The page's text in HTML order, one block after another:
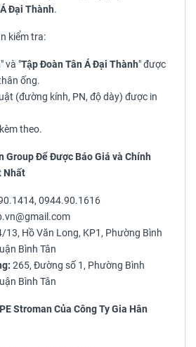
Đại Thành.
kiểm tra:
" và "Tập Đoàn Tân Á Đại Thành" được
ống.
(đường kính, PN, độ dày) được in
theo.
Group Để Được Báo Giá và Chính
Nhất
0944.90.1616
13, Hồ Văn Long, KP1, Phường Bình
Bình Tân
265, Đường số 1, Phường Bình
Bình Tân
Stroman Của Công Ty Gia Hân